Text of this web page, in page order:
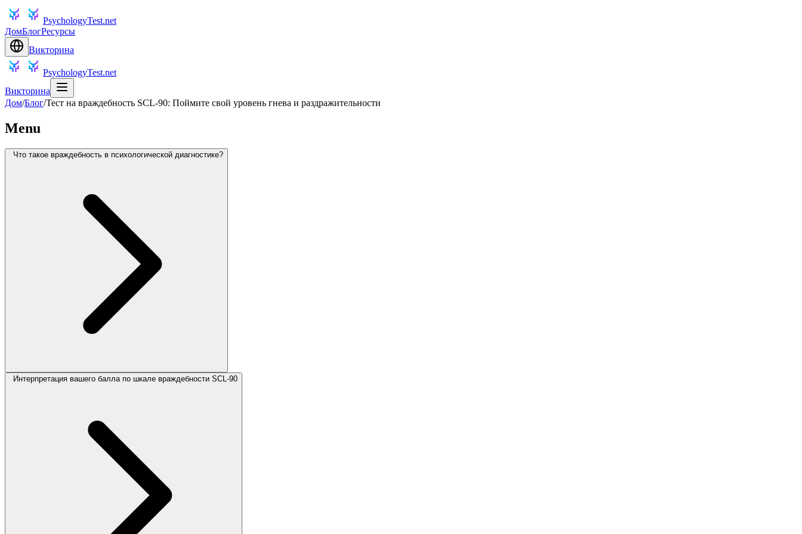
PsychologyTest.net
ДомБлогРесурсы
Викторина
PsychologyTest.net
Викторина
Дом/Блог/Тест на враждебность SCL-90: Поймите свой уровень гнева и раздражительности
Menu
Что такое враждебность в психологической диагностике?
Интерпретация вашего балла по шкале враждебности SCL-90